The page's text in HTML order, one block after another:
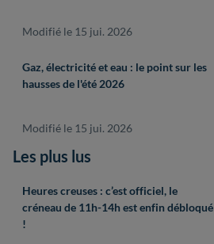
Modifié le 15 jui. 2026
Gaz, électricité et eau : le point sur les
hausses de l'été 2026
Modifié le 15 jui. 2026
Les plus lus
Heures creuses : c’est officiel, le
créneau de 11h-14h est enfin débloqué
!